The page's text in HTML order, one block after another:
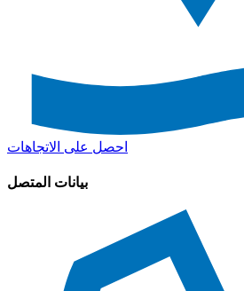
احصل على الاتجاهات
بيانات المتصل